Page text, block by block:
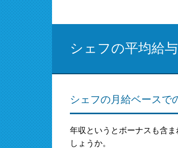
シェフの平均給
シェフの月給ベースで
年収というとボーナスも含
しょうか。